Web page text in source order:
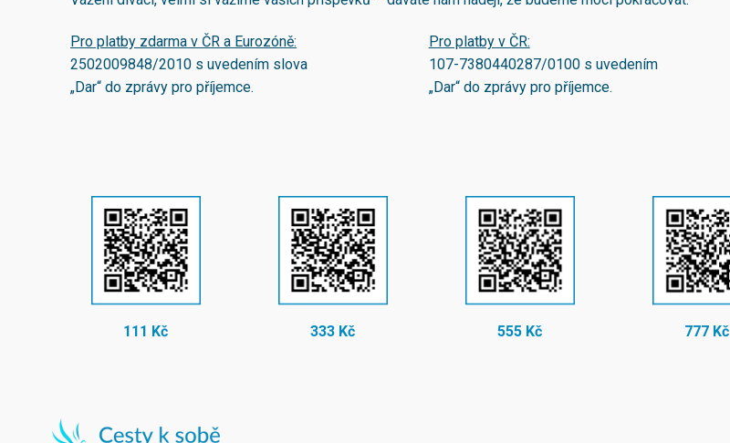
Pro platby zdarma v ČR a Eurozóně:
2502009848/2010 s uvedením slova
„Dar“ do zprávy pro příjemce.
Pro platby v ČR:
107-7380440287/0100s uvedením
„Dar“ do zprávy pro příjemce.
111 Kč 333 Kč 555 Kč 777 Kč